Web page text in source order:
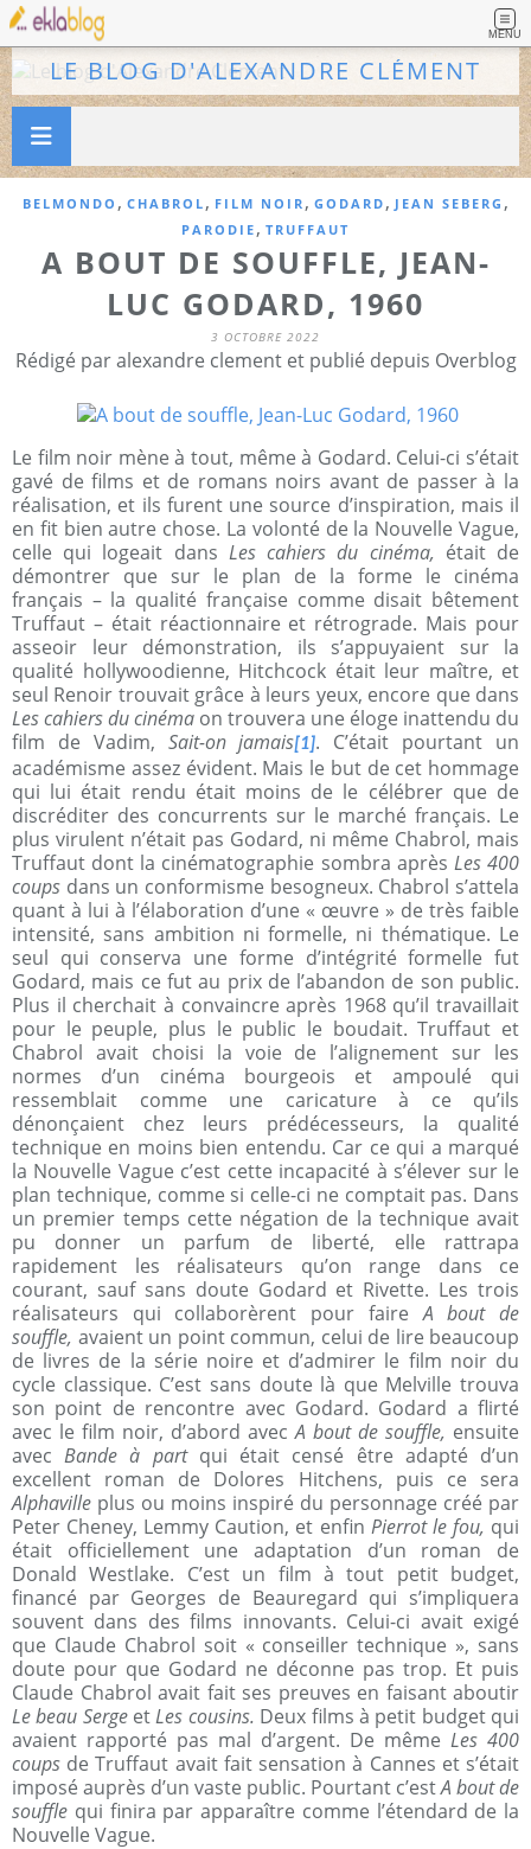
MENU
LE BLOG D'ALEXANDRE CLÉMENT
BELMONDO , CHABROL , FILM NOIR , GODARD , JEAN SEBERG ,
PARODIE , TRUFFAUT
A BOUT DE SOUFFLE, JEAN-
LUC GODARD, 1960
3 OCTOBRE 2022
Rédigé par alexandre clement et publié depuis Overblog
Le film noir mène à tout, même à Godard. Celui-ci s’était
gavé de films et de romans noirs avant de passer à la
réalisation, et ils furent une source d’inspiration, mais il
en fit bien autre chose. La volonté de la Nouvelle Vague,
celle qui logeait dans Les cahiers du cinéma, était de
démontrer que sur le plan de la forme le cinéma
français – la qualité française comme disait bêtement
Truffaut – était réactionnaire et rétrograde. Mais pour
asseoir leur démonstration, ils s’appuyaient sur la
qualité hollywoodienne, Hitchcock était leur maître, et
seul Renoir trouvait grâce à leurs yeux, encore que dans
Les cahiers du cinéma on trouvera une éloge inattendu du
film de Vadim, Sait-on jamais[1]. C’était pourtant un
académisme assez évident. Mais le but de cet hommage
qui lui était rendu était moins de le célébrer que de
discréditer des concurrents sur le marché français. Le
plus virulent n’était pas Godard, ni même Chabrol, mais
Truffaut dont la cinématographie sombra après Les 400
coups dans un conformisme besogneux. Chabrol s’attela
quant à lui à l’élaboration d’une « œuvre » de très faible
intensité, sans ambition ni formelle, ni thématique. Le
seul qui conserva une forme d’intégrité formelle fut
Godard, mais ce fut au prix de l’abandon de son public.
Plus il cherchait à convaincre après 1968 qu’il travaillait
pour le peuple, plus le public le boudait. Truffaut et
Chabrol avait choisi la voie de l’alignement sur les
normes d’un cinéma bourgeois et ampoulé qui
ressemblait comme une caricature à ce qu’ils
dénonçaient chez leurs prédécesseurs, la qualité
technique en moins bien entendu. Car ce qui a marqué
la Nouvelle Vague c’est cette incapacité à s’élever sur le
plan technique, comme si celle-ci ne comptait pas. Dans
un premier temps cette négation de la technique avait
pu donner un parfum de liberté, elle rattrapa
rapidement les réalisateurs qu’on range dans ce
courant, sauf sans doute Godard et Rivette. Les trois
réalisateurs qui collaborèrent pour faireA bout de
souffle, avaient un point commun, celui de lire beaucoup
de livres de la série noire et d’admirer le film noir du
cycle classique. C’est sans doute là que Melville trouva
son point de rencontre avec Godard. Godard a flirté
avec le film noir, d’abord avecA bout de souffle, ensuite
avecBande à part qui était censé être adapté d’un
excellent roman de Dolores Hitchens, puis ce sera
Alphaville plus ou moins inspiré du personnage créé par
Peter Cheney, Lemmy Caution, et enfin Pierrot le fou, qui
était officiellement une adaptation d’un roman de
Donald Westlake. C’est un film à tout petit budget,
financé par Georges de Beauregard qui s’impliquera
souvent dans des films innovants. Celui-ci avait exigé
que Claude Chabrol soit « conseiller technique », sans
doute pour que Godard ne déconne pas trop. Et puis
Claude Chabrol avait fait ses preuves en faisant aboutir
Le beau Serge etLes cousins. Deux films à petit budget qui
avaient rapporté pas mal d’argent. De même Les 400
coups de Truffaut avait fait sensation à Cannes et s’était
imposé auprès d’un vaste public. Pourtant c’estA bout de
souffle qui finira par apparaître comme l’étendard de la
Nouvelle Vague.